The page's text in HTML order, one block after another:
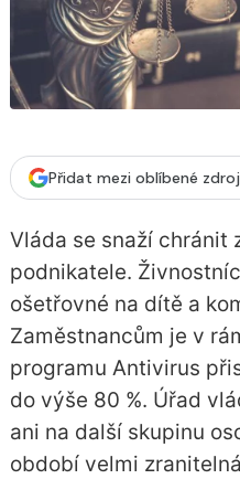
Přidat mezi oblíbené
Vláda se snaží chránit
podnikatele.
ošetřovné na dítě a
Zaměstnancům je v
programu Antivirus
do výše 80 %. Úřad
ani na další skupinu
období velmi